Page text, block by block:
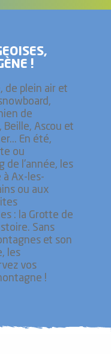
!
de plein air et
de
Beille, Ascou et
En été,
ou
de l'année, les
à Ax-les-
ou aux
: la Grotte de
Sans
et son
les
vos
!